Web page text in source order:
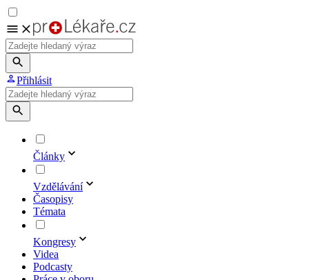
Přihlásit
Články
Vzdělávání
Časopisy
Témata
Kongresy
Videa
Podcasty